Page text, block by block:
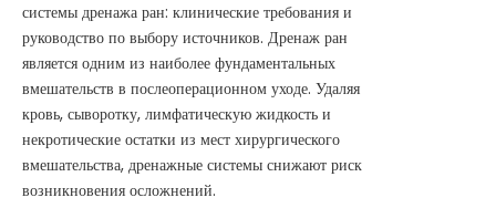
системы дренажа ран: клинические требования и
руководство по выбору источников. Дренаж ран
является одним из наиболее фундаментальных
вмешательств в послеоперационном уходе. Удаляя
кровь, сыворотку, лимфатическую жидкость и
некротические остатки из мест хирургического
вмешательства, дренажные системы снижают риск
возникновения осложнений.